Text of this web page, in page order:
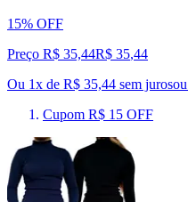
15% OFF
Preço R$ 35,44R$ 35,44
Ou 1x de R$ 35,44 sem jurosou
Cupom R$ 15 OFF